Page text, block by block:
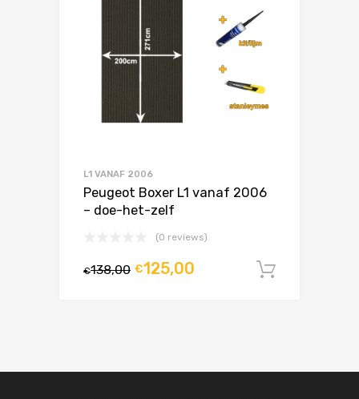
L1 VANAF 2006
Peugeot Boxer L1 vanaf 2006
– doe-het-zelf
(0 reviews)
€138,00 €125,00